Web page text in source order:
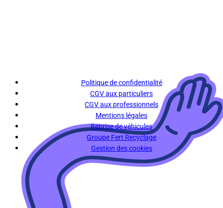
Politique de confidentialité
CGV aux particuliers
CGV aux professionnels
Mentions légales
Reprise de véhicules
Groupe Fert Recyclage
Gestion des cookies